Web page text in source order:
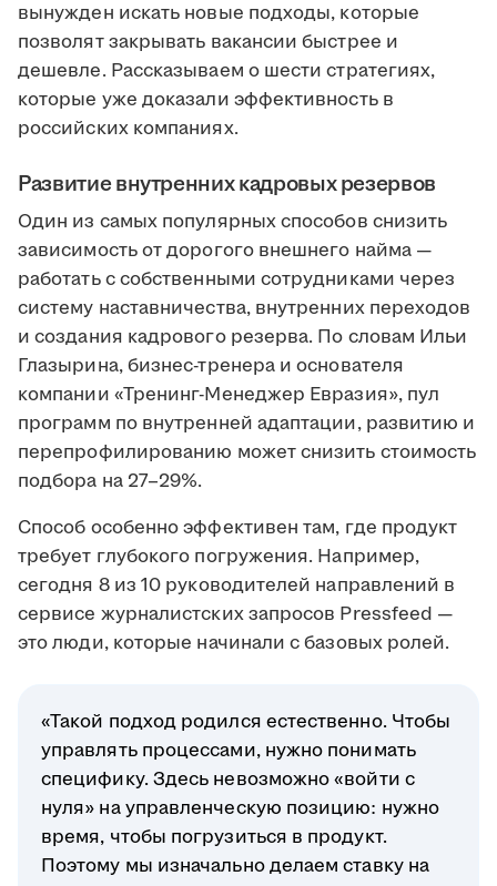
вынужден искать новые подходы, которые
позволят закрывать вакансии быстрее и
дешевле. Рассказываем о шести стратегиях,
которые уже доказали эффективность в
российских компаниях.
Развитие внутренних кадровых резервов
Один из самых популярных способов снизить
зависимость от дорогого внешнего найма —
работать с собственными сотрудниками через
систему наставничества, внутренних переходов
и создания кадрового резерва. По словам Ильи
Глазырина, бизнес-тренера и основателя
компании «Тренинг-Менеджер Евразия», пул
программ по внутренней адаптации, развитию и
перепрофилированию может снизить стоимость
подбора на 27–29%.
Способ особенно эффективен там, где продукт
требует глубокого погружения. Например,
сегодня 8 из 10 руководителей направлений в
сервисе журналистских запросов Pressfeed —
это люди, которые начинали с базовых ролей.
«Такой подход родился естественно. Чтобы
управлять процессами, нужно понимать
специфику. Здесь невозможно «войти с
нуля» на управленческую позицию: нужно
время, чтобы погрузиться в продукт.
Поэтому мы изначально делаем ставку на